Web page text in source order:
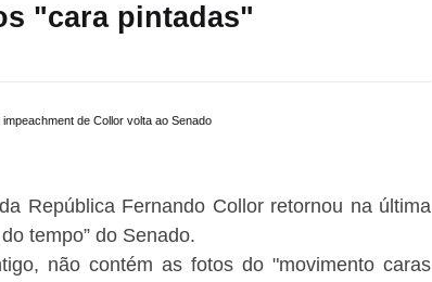
"cara pintadas"
República Fernando Collor retornou na última
tempo” do Senado.
não contém as fotos do "movimento caras